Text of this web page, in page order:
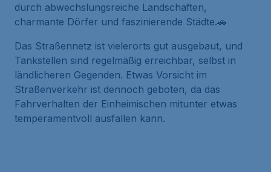
durch abwechslungsreiche Landschaften,
charmante Dörfer und faszinierende Städte.🚗
Das Straßennetz ist vielerorts gut ausgebaut, und
Tankstellen sind regelmäßig erreichbar, selbst in
ländlicheren Gegenden. Etwas Vorsicht im
Straßenverkehr ist dennoch geboten, da das
Fahrverhalten der Einheimischen mitunter etwas
temperamentvoll ausfallen kann.